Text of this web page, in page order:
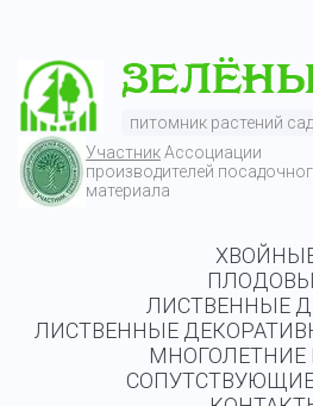
питомник растений
УчастникАссоциации
производителей
материала
ЛИСТВЕННЫЕ
ЛИСТВЕННЫЕ
МНОГОЛЕТНИЕ